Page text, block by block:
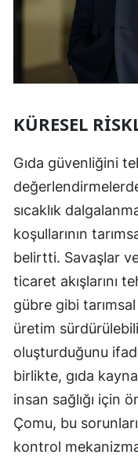
KÜRESEL
Gıda güvenliğini
sıcaklık
koşullarının
belirtti. Savaşlar
ticaret akışlarını
gübre gibi
üretim
oluşturduğunu
birlikte, gıda
insan sağlığı için
Çomu, bu
kontrol